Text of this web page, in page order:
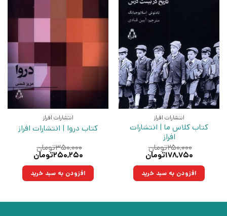
انتشارات افراز
کتاب کلاس ما | انتشارات
افراز
۲۵۰,۰۰۰تومان
قیمت
۲۵۰,۰۰۰تومان
بود.
۱۷۸,۷۵۰تومان
۱۷۸,۷۵۰تومان.افزودن به سبد خرید
انتشارات افراز
کتاب دروا | انتشارات افراز
۳۵۰,۰۰۰تومان
قیمت
۳۵۰,۰۰۰تومان
بود.
۲۵۰,۲۵۰تومان
۲۵۰,۲۵۰تومان.افزودن به سبد خرید